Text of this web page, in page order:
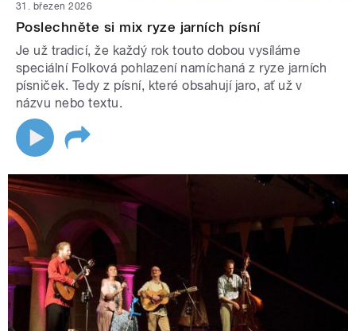
31. březen 2026
Poslechněte si mix ryze jarních písní
Je už tradicí, že každý rok touto dobou vysíláme
speciální Folková pohlazení namíchaná z ryze jarních
písniček. Tedy z písní, které obsahují jaro, ať už v
názvu nebo textu.